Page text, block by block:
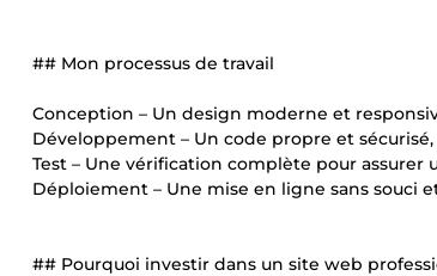
## Mon processus de travail
Conception – Un design moderne et
Développement – Un code propre et
Test – Une vérification complète pour
Déploiement – Une mise en ligne sans
## Pourquoi investir dans un site web